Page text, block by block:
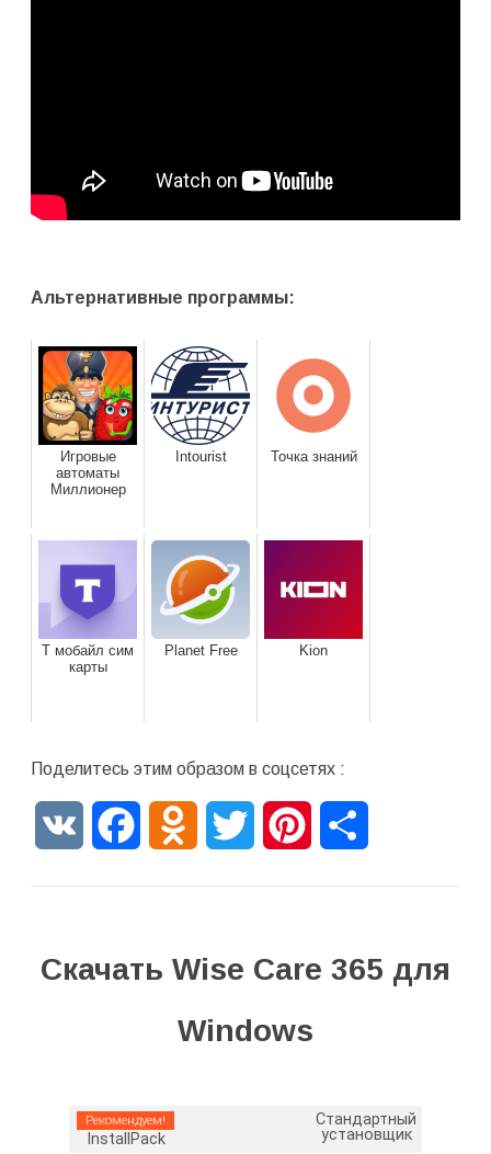
Альтернативные программы:
Игровые
автоматы
Миллионер
Intourist Точка знаний
Т мобайл сим
карты
Planet Free Kion
Поделитесь этим образом в соцсетях :
VK FacebookOdnoklassniki
Twitter Pinterest
Скачать Wise Care 365 для
Windows
Рекомендуем!
InstallPack
Стандартный
установщик